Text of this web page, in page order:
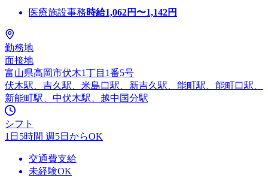
医療施設事務時給1,062円〜1,142円
勤務地
面接地
富山県高岡市伏木1丁目1番5号
伏木駅、吉久駅、米島口駅、新吉久駅、能町駅、能町口駅、
新能町駅、中伏木駅、越中国分駅
シフト
1日5時間 週5日からOK
交通費支給
未経験OK